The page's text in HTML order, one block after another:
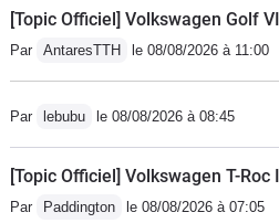
[Topic Officiel] Volkswagen Golf
Par AntaresTTH le 08/08/2026 à 11:00
Par lebubu le 08/08/2026 à 08:45
[Topic Officiel] Volkswagen T-Roc
Par Paddington le 08/08/2026 à 07:05